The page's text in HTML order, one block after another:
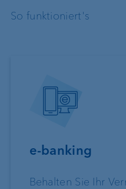
So funktioniert's
e-banking
Behalten Sie Ihr